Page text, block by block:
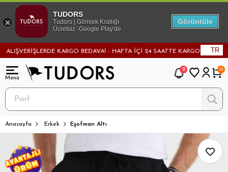
KARGO BEDAVA! - HAFTA İÇİ 24 SAATTE KARGODA! - TR
9 0
Anasayfa Erkek Eşofman Altı
TUDORS
Tudors | Gömlek Krallığı
Ücretsiz -Google Play'de
Görüntüle